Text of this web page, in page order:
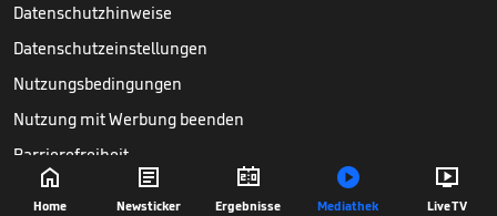

Home

Newsticker

Ergebnisse

Mediathek

Live TV
Datenschutzhinweise
Datenschutzeinstellungen
Nutzungsbedingungen
Nutzung mit Werbung beenden
Barrierefreiheit
Copyright © Sport1 GmbH. Alle Rechte vorbehalten.